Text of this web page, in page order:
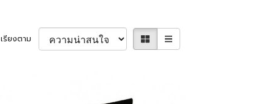
เรียงตาม